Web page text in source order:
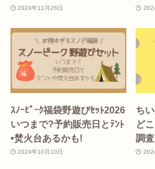
2024年11月26日
ｽﾉｰﾋﾟｰｸ福袋野遊びｾｯﾄ2026
いつまで?予約販売日とﾃﾝﾄ
•焚火台あるかも!
2024年10月10日
ち
ど
調査